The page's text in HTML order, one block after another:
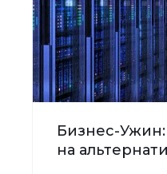
Бизнес-
на